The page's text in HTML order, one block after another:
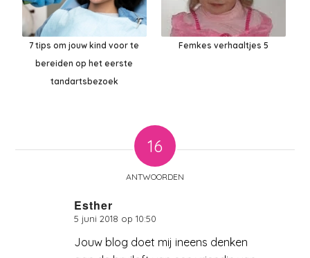
7 tips om jouw kind voor te
bereiden op het eerste
tandartsbezoek
Femkes verhaaltjes 5
16
ANTWOORDEN
Esther
zegt:
5 juni 2018 op 10:50
Jouw blog doet mij ineens denken